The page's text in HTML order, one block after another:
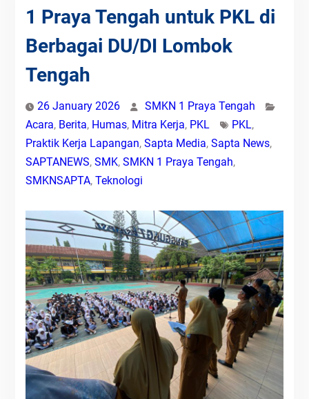
1 Praya Tengah untuk PKL di
Berbagai DU/DI Lombok
Tengah
26 January 2026
SMKN 1 Praya Tengah
Acara, Berita, Humas, Mitra Kerja, PKL PKL,
Praktik Kerja Lapangan, Sapta Media, Sapta News,
SAPTANEWS, SMK, SMKN 1 Praya Tengah,
SMKNSAPTA, Teknologi